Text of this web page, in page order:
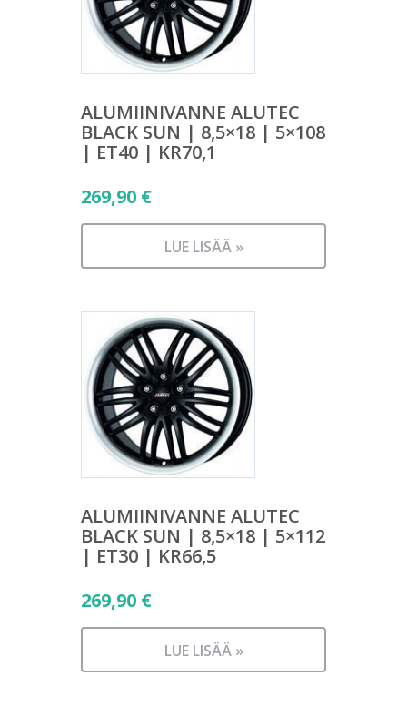
ALUMIINIVANNE ALUTEC
BLACK SUN | 8,5×18 | 5×108
| ET40 | KR70,1
269,90 €
LUE LISÄÄ »
ALUMIINIVANNE ALUTEC
BLACK SUN | 8,5×18 | 5×112
| ET30 | KR66,5
269,90 €
LUE LISÄÄ »